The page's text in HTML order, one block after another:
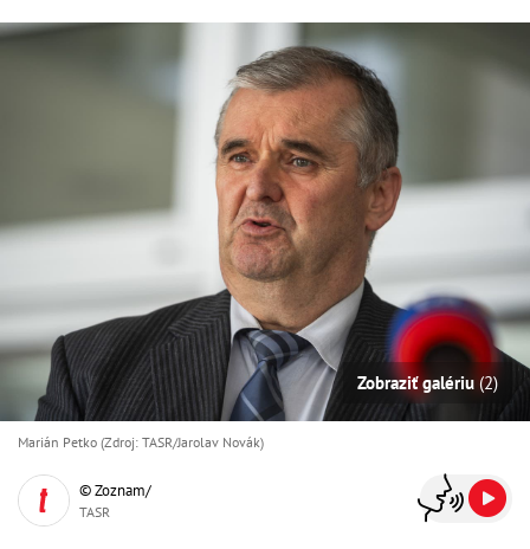
Zobraziť galériu (2)
Marián Petko (Zdroj: TASR/Jarolav Novák)
© Zoznam/
TASR